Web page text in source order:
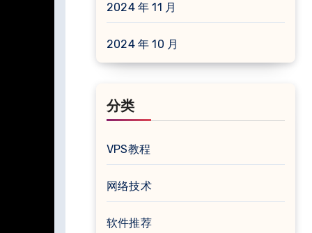
2024 年 11 月
2024 年 10 月
分类
VPS教程
网络技术
软件推荐